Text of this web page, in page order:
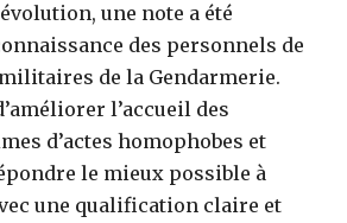
une note a été
des personnels de
de la Gendarmerie.
l’accueil des
d’actes homophobes et
le mieux possible à
une qualification claire et